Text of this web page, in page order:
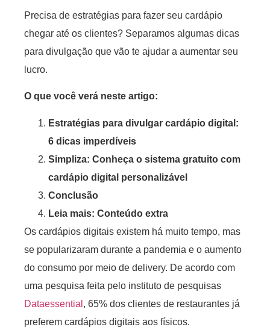
Precisa de estratégias para fazer seu cardápio
chegar até os clientes? Separamos algumas dicas
para divulgação que vão te ajudar a aumentar seu
lucro.
O que você verá neste artigo:
Estratégias para divulgar cardápio digital:
6 dicas imperdíveis
Simpliza: Conheça o sistema gratuito com
cardápio digital personalizável
Conclusão
Leia mais: Conteúdo extra
Os cardápios digitais existem há muito tempo, mas
se popularizaram durante a pandemia e o aumento
do consumo por meio de delivery. De acordo com
uma pesquisa feita pelo instituto de pesquisas
Dataessential , 65% dos clientes de restaurantes já
preferem cardápios digitais aos físicos.